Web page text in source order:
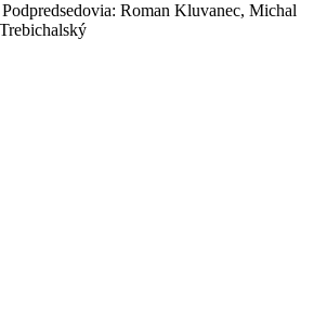
Podpredsedovia: Roman Kluvanec, Michal